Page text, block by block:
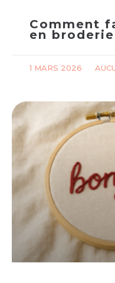
Comment
en broderie
1 MARS 2026